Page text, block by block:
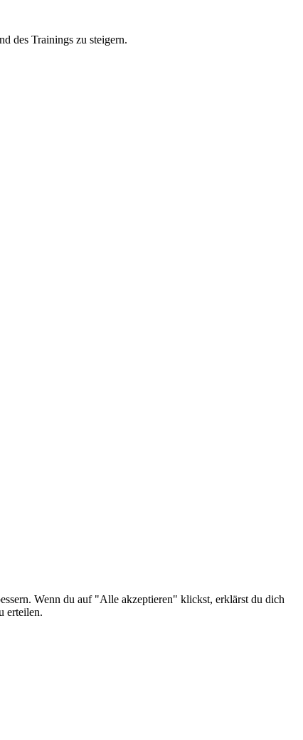
des Trainings zu steigern.
Wenn du auf "Alle akzeptieren" klickst, erklärst du dich
erteilen.